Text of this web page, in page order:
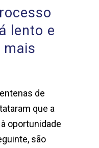
lento e
de
que a
oportunidade
são